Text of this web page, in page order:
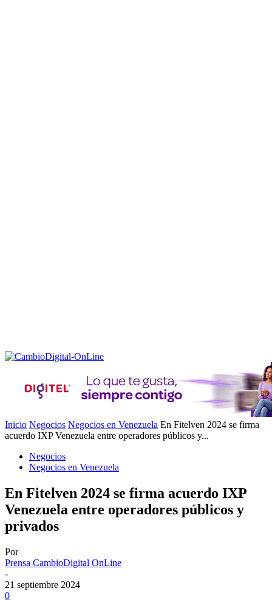
Inicio Negocios Negocios en Venezuela En Fitelven 2024 se firma
acuerdo IXP Venezuela entre operadores públicos y...
Negocios
Negocios en Venezuela
En Fitelven 2024 se firma acuerdo IXP
Venezuela entre operadores públicos y
privados
Por
Prensa CambioDigital OnLine
-
21 septiembre 2024
0